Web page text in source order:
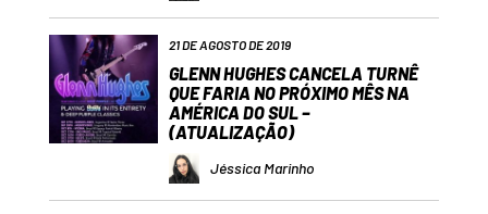
21 DE AGOSTO DE 2019
GLENN HUGHES CANCELA TURNÊ
QUE FARIA NO PRÓXIMO MÊS NA
AMÉRICA DO SUL –
(ATUALIZAÇÃO)
Jéssica Marinho